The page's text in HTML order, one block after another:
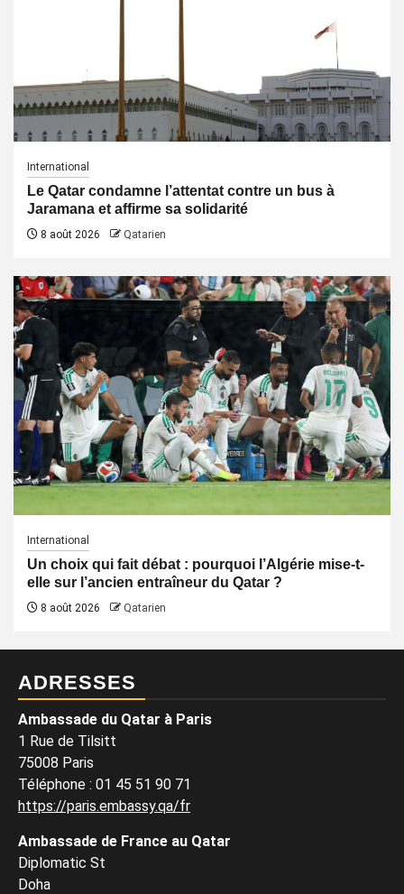
International
Le Qatar condamne l’attentat contre un bus à
Jaramana et affirme sa solidarité
8 août 2026 Qatarien
International
Un choix qui fait débat : pourquoi l’Algérie mise-t-
elle sur l’ancien entraîneur du Qatar ?
8 août 2026 Qatarien
ADRESSES
Ambassade du Qatar à Paris
1 Rue de Tilsitt
75008 Paris
Téléphone : 01 45 51 90 71
https://paris.embassy.qa/fr
Ambassade de France au Qatar
Diplomatic St
Doha